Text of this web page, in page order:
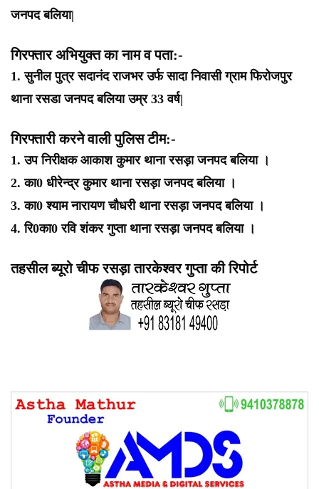
जनपद बलिया|
गिरफ्तार अभियुक्त का नाम व पता:-
1. सुनील पुत्र सदानंद राजभर उर्फ सादा निवासी ग्राम फिरोजपुर
थाना रसडा जनपद बलिया उम्र 33 वर्ष|
गिरफ्तारी करने वाली पुलिस टीम:-
1. उप निरीक्षक आकाश कुमार थाना रसड़ा जनपद बलिया ।
2. का0 धीरेन्द्र कुमार थाना रसड़ा जनपद बलिया ।
3. का0 श्याम नारायण चौधरी थाना रसड़ा जनपद बलिया ।
4. रि0का0 रवि शंकर गुप्ता थाना रसड़ा जनपद बलिया ।
तहसील ब्यूरो चीफ रसड़ा तारकेश्वर गुप्ता की रिपोर्ट